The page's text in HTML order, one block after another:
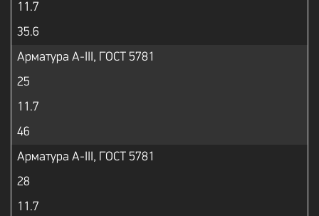
11.7
35.6
Арматура А-III, ГОСТ 5781
25
11.7
46
Арматура А-III, ГОСТ 5781
28
11.7